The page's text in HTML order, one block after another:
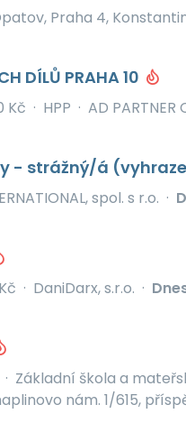
Praha 4,
DÍLŮ PRAHA 10
Kč · HPP · AD PARTNER
- strážný/á
spol. s r.o. ·
· DaniDarx, s.r.o. ·
· Základní škola a
nám. 1/615,